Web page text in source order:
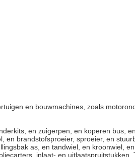
en bouwmachines, zoals
en zuigerpen, en koperen bus,
brandstofsproeier, sproeier, en
as, en tandwiel, en kroonwiel,
inlaat- en